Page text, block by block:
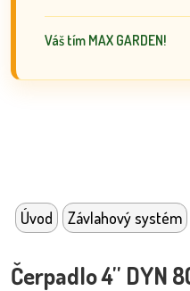
Váš tím MAX GARDEN!
Úvod Závlahový systém
Čerpadlo 4'' DYN